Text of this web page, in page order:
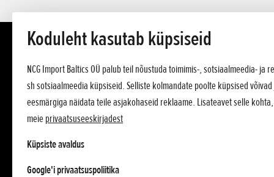
Koduleht kasutab küpsiseid
NCG Import Baltics OÜ palub teil nõustuda toimimis-, sotsiaalmeedia-
sh sotsiaalmeedia küpsiseid. Selliste kolmandate poolte küpsised
eesmärgiga näidata teile asjakohaseid reklaame. Lisateavet selle
meieprivaatsuseeskirjadest
Küpsiste avaldus
Google'i privaatsuspoliitikaopens in a new tab